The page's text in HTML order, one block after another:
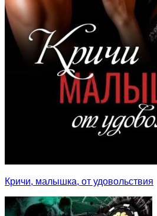
Кричи, малышка, от удовольствия